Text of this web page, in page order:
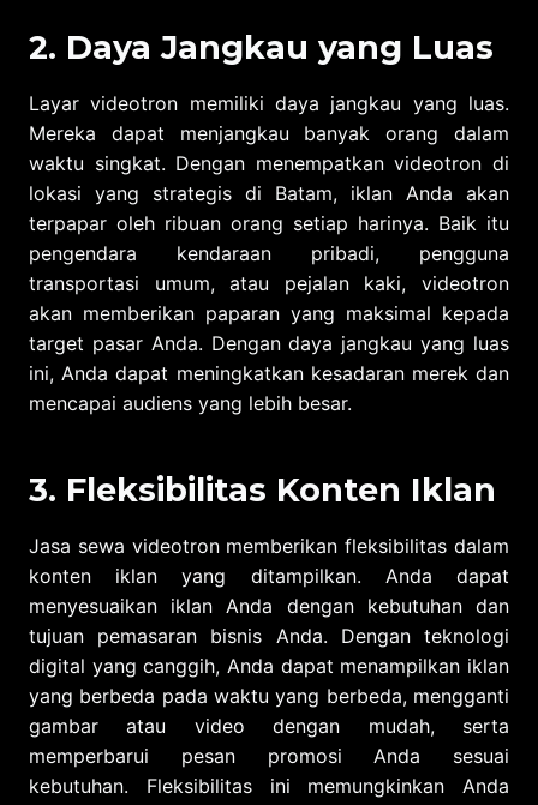
2. Daya Jangkau yang Luas
Layar videotron memiliki daya jangkau yang luas.
Mereka dapat menjangkau banyak orang dalam
waktu singkat. Dengan menempatkan videotron di
lokasi yang strategis di Batam, iklan Anda akan
terpapar oleh ribuan orang setiap harinya. Baik itu
pengendara kendaraan pribadi, pengguna
transportasi umum, atau pejalan kaki, videotron
akan memberikan paparan yang maksimal kepada
target pasar Anda. Dengan daya jangkau yang luas
ini, Anda dapat meningkatkan kesadaran merek dan
mencapai audiens yang lebih besar.
3. Fleksibilitas Konten Iklan
Jasa sewa videotron memberikan fleksibilitas dalam
konten iklan yang ditampilkan. Anda dapat
menyesuaikan iklan Anda dengan kebutuhan dan
tujuan pemasaran bisnis Anda. Dengan teknologi
digital yang canggih, Anda dapat menampilkan iklan
yang berbeda pada waktu yang berbeda, mengganti
gambar atau video dengan mudah, serta
memperbarui pesan promosi Anda sesuai
kebutuhan. Fleksibilitas ini memungkinkan Anda